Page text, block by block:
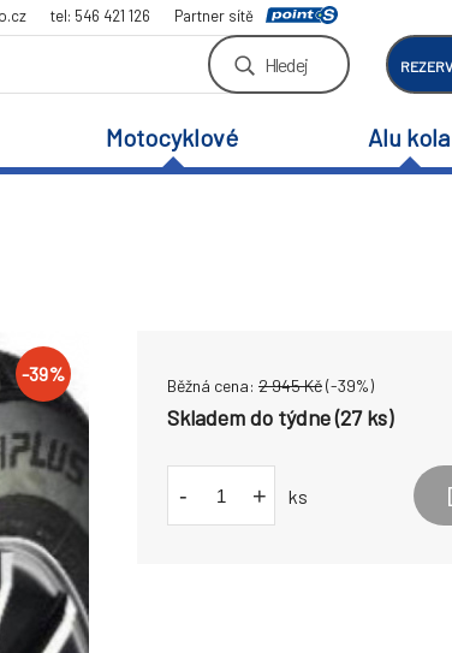
tel: 546 421 126 Partner sítě
Hledej
Motocyklové Alu kola
-39%
Běžná cena: 2 945Kč(-39%)
Skladem do týdne (27 ks)
- + ks